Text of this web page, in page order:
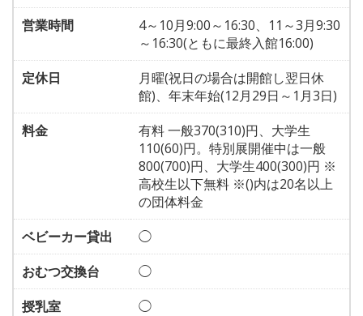
営業時間
4～10月9:00～16:30、11～3月9:30
～16:30(ともに最終入館16:00)
定休日
月曜(祝日の場合は開館し翌日休
館)、年末年始(12月29日～1月3日)
料金
有料 一般370(310)円、大学生
110(60)円。特別展開催中は一般
800(700)円、大学生400(300)円 ※
高校生以下無料 ※()内は20名以上
の団体料金
ベビーカー貸出
◯
おむつ交換台
◯
授乳室
◯